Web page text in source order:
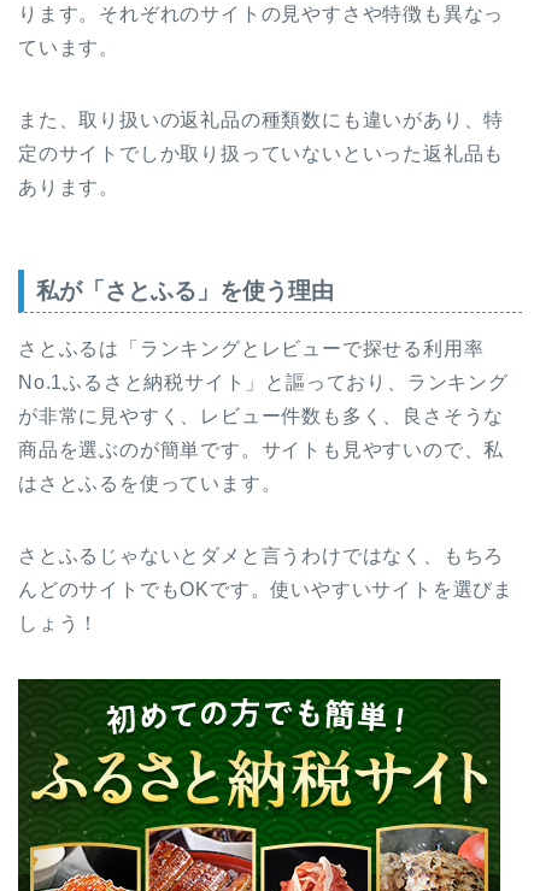
ります。それぞれのサイトの見やすさや特徴も異なっ
ています。
また、取り扱いの返礼品の種類数にも違いがあり、特
定のサイトでしか取り扱っていないといった返礼品も
あります。
私が「さとふる」を使う理由
さとふるは「ランキングとレビューで探せる利用率
No.1ふるさと納税サイト」と謳っており、ランキング
が非常に見やすく、レビュー件数も多く、良さそうな
商品を選ぶのが簡単です。サイトも見やすいので、私
はさとふるを使っています。
さとふるじゃないとダメと言うわけではなく、もちろ
んどのサイトでもOKです。使いやすいサイトを選びま
しょう！